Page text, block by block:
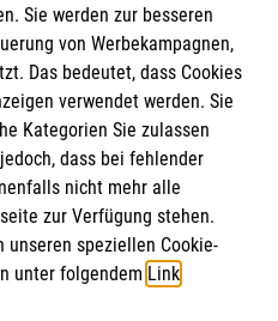
Sie werden zur besseren
von Werbekampagnen,
Das bedeutet, dass Cookies
verwendet werden. Sie
Kategorien Sie zulassen
dass bei fehlender
nicht mehr alle
zur Verfügung stehen.
unseren speziellen Cookie-
unter folgendem Link.